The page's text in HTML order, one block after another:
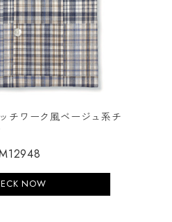
チワーク風ベージュ系チ
NOW